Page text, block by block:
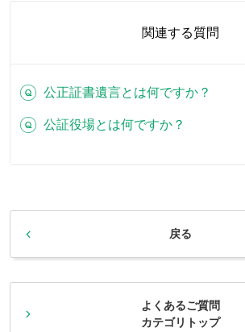
関連する質問
公正証書遺言とは何ですか？
公証役場とは何ですか？
戻る
よくあるご質問
カテゴリトップ